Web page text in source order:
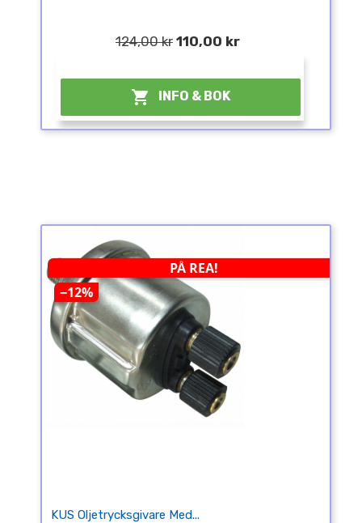
124,00 kr 110,00 kr
 INFO & BOK
PÅ REA!
−12%
KUS Oljetrycksgivare Med...